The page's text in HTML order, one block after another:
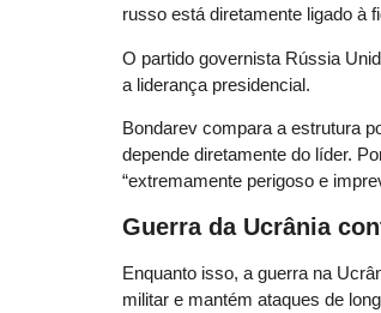
russo está diretamente ligado à
O partido governista Rússia
a liderança presidencial.
Bondarev compara a estrutura
depende diretamente do líder.
“extremamente perigoso e
Guerra da Ucrânia
Enquanto isso, a guerra na
militar e mantém ataques de